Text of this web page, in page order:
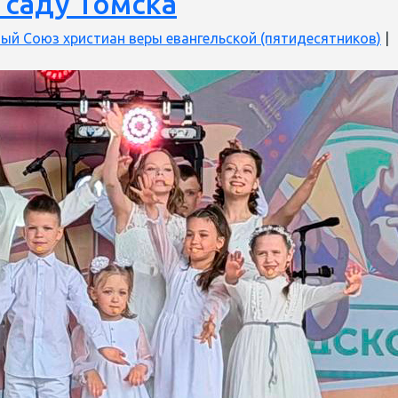
Союз христиан веры евангельской (пятидесятников)